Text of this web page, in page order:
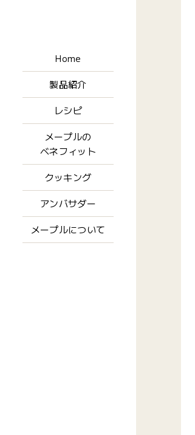
Home
製品紹介
レシピ
メープルの
ベネフィット
クッキング
アンバサダー
メープルについて